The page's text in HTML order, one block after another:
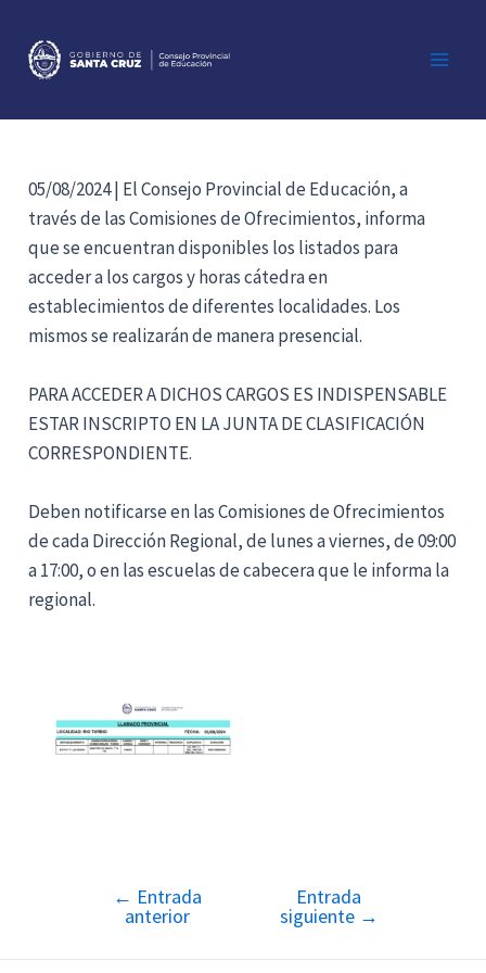
contenido
05/08/2024 | El Consejo Provincial de Educación, a
través de las Comisiones de Ofrecimientos, informa
que se encuentran disponibles los listados para
acceder a los cargos y horas cátedra en
establecimientos de diferentes localidades. Los
mismos se realizarán de manera presencial.
PARA ACCEDER A DICHOS CARGOS ES INDISPENSABLE
ESTAR INSCRIPTO EN LA JUNTA DE CLASIFICACIÓN
CORRESPONDIENTE.
Deben notificarse en las Comisiones de Ofrecimientos
de cada Dirección Regional, de lunes a viernes, de 09:00
a 17:00, o en las escuelas de cabecera que le informa la
regional.
Navegación
entradas
← Entrada
anterior
Entrada
siguiente →